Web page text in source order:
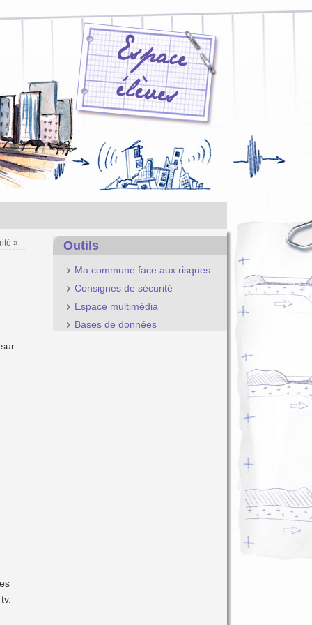
» Outils
Ma commune face aux risques
Consignes de sécurité
Espace multimédia
Bases de données